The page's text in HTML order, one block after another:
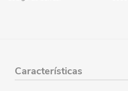
Características